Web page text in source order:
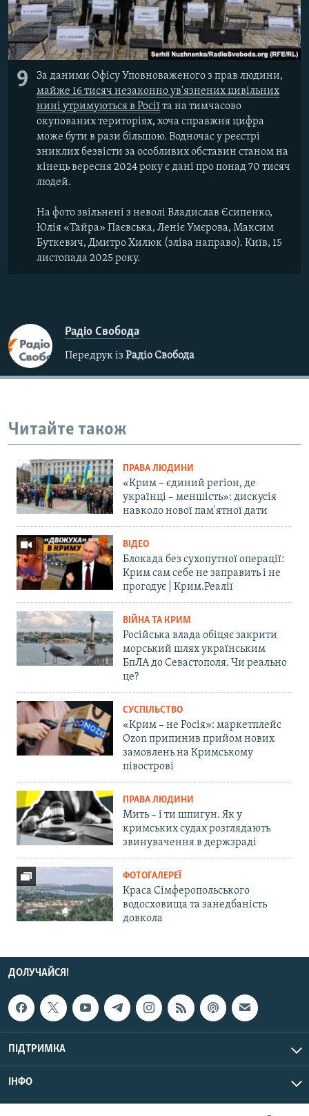
9
За даними Офісу Уповноваженого з прав людини,
майже 16 тисяч незаконно ув'язнених цивільних
нині утримуються в Росіїта на тимчасово
окупованих територіях, хоча справжня цифра
може бути в рази більшою. Водночас у реєстрі
зниклих безвісти за особливих обставин станом на
кінець вересня 2024 року є дані про понад 70 тисяч
людей.
На фото звільнені з неволі Владислав Єсипенко,
Юлія «Тайра» Паєвська, Леніє Умєрова, Максим
Буткевич, Дмитро Хилюк (зліва направо). Київ, 15
листопада 2025 року.
Радіо Свобода
Передрук із Радіо Свобода
Читайте також
ПРАВА ЛЮДИНИ
«Крим – єдиний регіон, де
українці – меншість»: дискусія
навколо нової пам'ятної дати
ВІДЕО
Блокада без сухопутної операції:
Крим сам себе не заправить і не
прогодує | Крим.Реалії
ВІЙНА ТА КРИМ
Російська влада обіцяє закрити
морський шлях українським
БпЛА до Севастополя. Чи реально
це?
СУСПІЛЬСТВО
«Крим – не Росія»: маркетплейс
Ozon припинив прийом нових
замовлень на Кримському
півострові
ПРАВА ЛЮДИНИ
Мить – і ти шпигун. Як у
кримських судах розглядають
звинувачення в держзраді
ФОТОГАЛЕРЕЇ
Краса Сімферопольського
водосховища та занедбаність
довкола
ДОЛУЧАЙСЯ!
ПІДТРИМКА
ІНФО